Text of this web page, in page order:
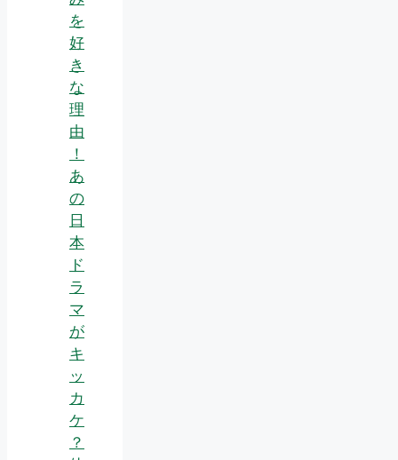
を
好
き
な
理
由
！
あ
の
日
本
ド
ラ
マ
が
キ
ッ
カ
ケ
？